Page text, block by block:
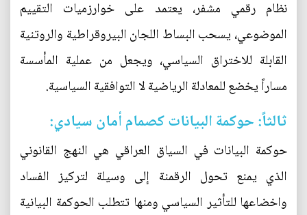
نظام رقمي مشفر، يعتمد على خوارزميات التقييم
الموضوعي، يسحب البساط اللجان البيروقراطية والروتنية
القابلة للاختراق السياسي، ويجعل من عملية المأسسة
مساراً يخضع للمعادلة الرياضية لا التوافقية السياسية.
ثالثاً: حوكمة البيانات كصمام أمان سيادي:
حوكمة البيانات في السياق العراقي هي النهج القانوني
الذي يمنع تحول الرقمنة إلى وسيلة لتركيز الفساد
واخضاعها للتأثير السياسي ومنها تتطلب الحوكمة البيانية